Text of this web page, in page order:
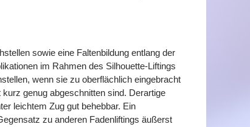
sowie eine Faltenbildung entlang der
im Rahmen des Silhouette-Liftings
wenn sie zu oberflächlich eingebracht
genug abgeschnitten sind. Derartige
leichtem Zug gut behebbar. Ein
zu anderen Fadenliftings äußerst